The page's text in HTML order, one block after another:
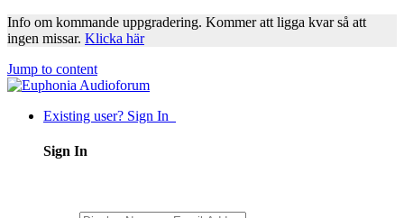
Info om kommande uppgradering. Kommer att ligga kvar så att
ingen missar. Klicka här
Jump to content
Existing user? Sign In
Sign In